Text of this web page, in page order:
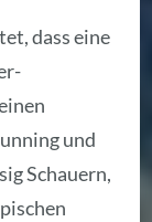
dass eine
und
Schauern,